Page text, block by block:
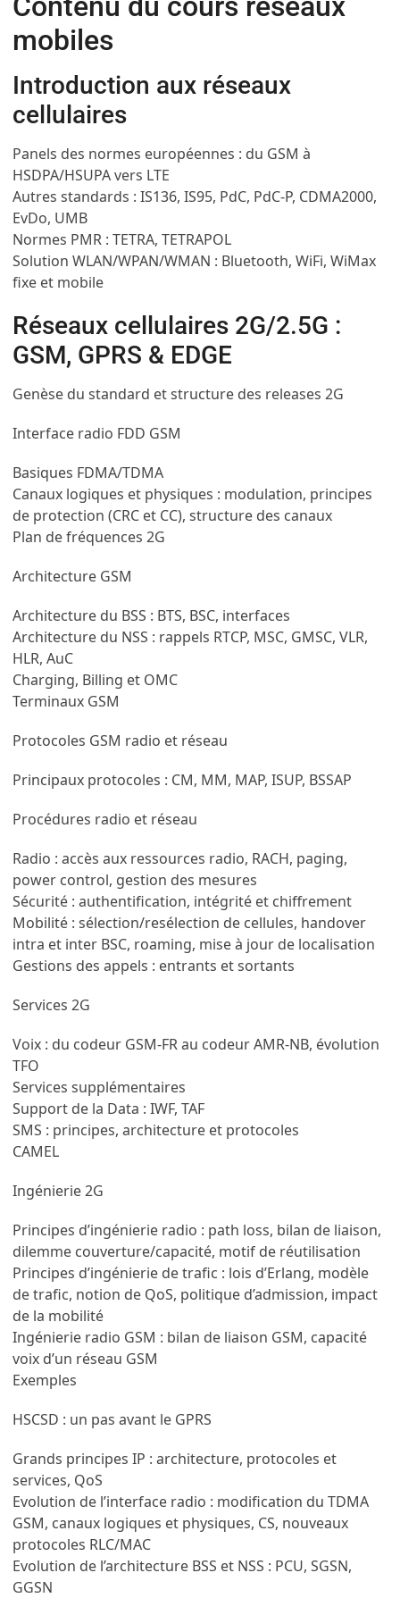
mobiles
Introduction aux réseaux
cellulaires
Panels des normes européennes : du GSM à
HSDPA/HSUPA vers LTE
Autres standards : IS136, IS95, PdC, PdC-P, CDMA2000,
EvDo, UMB
Normes PMR : TETRA, TETRAPOL
Solution WLAN/WPAN/WMAN : Bluetooth, WiFi, WiMax
fixe et mobile
Réseaux cellulaires 2G/2.5G :
GSM, GPRS & EDGE
Genèse du standard et structure des releases 2G
Interface radio FDD GSM
Basiques FDMA/TDMA
Canaux logiques et physiques : modulation, principes
de protection (CRC et CC), structure des canaux
Plan de fréquences 2G
Architecture GSM
Architecture du BSS : BTS, BSC, interfaces
Architecture du NSS : rappels RTCP, MSC, GMSC, VLR,
HLR, AuC
Charging, Billing et OMC
Terminaux GSM
Protocoles GSM radio et réseau
Principaux protocoles : CM, MM, MAP, ISUP, BSSAP
Procédures radio et réseau
Radio : accès aux ressources radio, RACH, paging,
power control, gestion des mesures
Sécurité : authentification, intégrité et chiffrement
Mobilité : sélection/resélection de cellules, handover
intra et inter BSC, roaming, mise à jour de localisation
Gestions des appels : entrants et sortants
Services 2G
Voix : du codeur GSM-FR au codeur AMR-NB, évolution
TFO
Services supplémentaires
Support de la Data : IWF, TAF
SMS : principes, architecture et protocoles
CAMEL
Ingénierie 2G
Principes d’ingénierie radio : path loss, bilan de liaison,
dilemme couverture/capacité, motif de réutilisation
Principes d’ingénierie de trafic : lois d’Erlang, modèle
de trafic, notion de QoS, politique d’admission, impact
de la mobilité
Ingénierie radio GSM : bilan de liaison GSM, capacité
voix d’un réseau GSM
Exemples
HSCSD : un pas avant le GPRS
Grands principes IP : architecture, protocoles et
services, QoS
Evolution de l’interface radio : modification du TDMA
GSM, canaux logiques et physiques, CS, nouveaux
protocoles RLC/MAC
Evolution de l’architecture BSS et NSS : PCU, SGSN,
GGSN